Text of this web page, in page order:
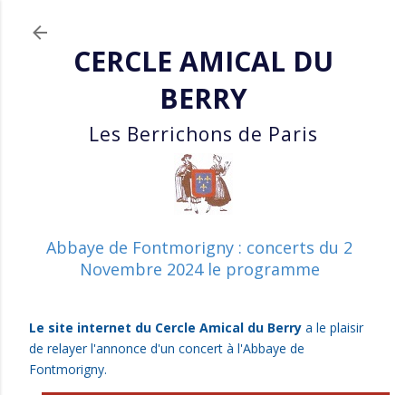
CERCLE AMICAL DU
BERRY
Les Berrichons de Paris
Abbaye de Fontmorigny : concerts du 2
Novembre 2024 le programme
Le site internet du Cercle Amical du Berry a le plaisir
de relayer l'annonce d'un concert à l'Abbaye de
Fontmorigny.